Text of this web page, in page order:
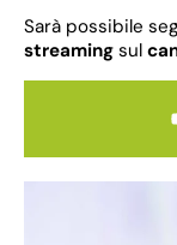
Sarà possibile
streaming sul